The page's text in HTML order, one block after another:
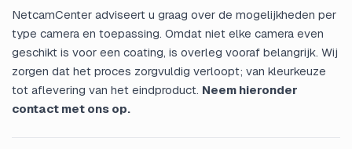
NetcamCenter adviseert u graag over de mogelijkheden per
type camera en toepassing. Omdat niet elke camera even
geschikt is voor een coating, is overleg vooraf belangrijk. Wij
zorgen dat het proces zorgvuldig verloopt; van kleurkeuze
tot aflevering van het eindproduct. Neem hieronder
contact met ons op.